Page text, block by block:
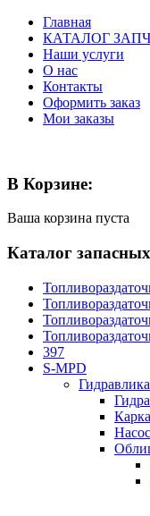
Главная
КАТАЛОГ
Наши услуги
О нас
Контакты
Оформить заказ
Мои заказы
В Корзине:
Ваша корзина пуста
Каталог
397
S-MPD
Гидравлика